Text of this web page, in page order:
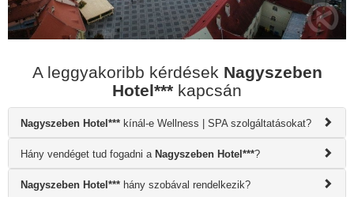
A leggyakoribb kérdések Nagyszeben
Hotel*** kapcsán
Nagyszeben Hotel*** kínál-e Wellness | SPA szolgáltatásokat?
Hány vendéget tud fogadni a Nagyszeben Hotel***?
Nagyszeben Hotel*** hány szobával rendelkezik?